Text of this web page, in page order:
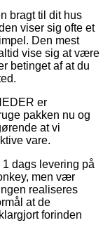
bragt til dit hus
viser sig ofte et
Den mest
vise sig at være
betinget af at du
er
pakken nu og
at vi
vare.
dags levering på
men vær
realiseres
at de
forinden